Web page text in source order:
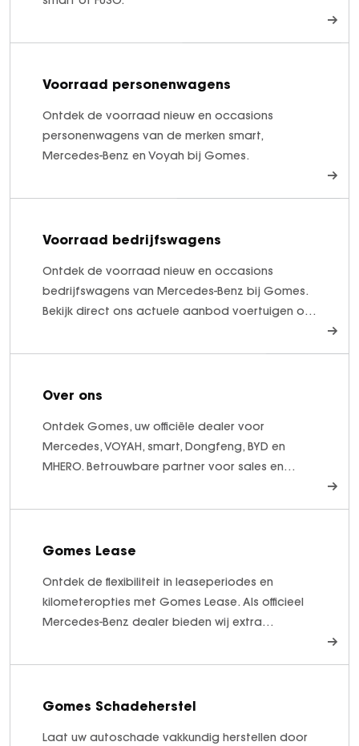
Voorraad personenwagens
Ontdek de voorraad nieuw en occasions
personenwagens van de merken smart,
Mercedes-Benz en Voyah bij Gomes.
Voorraad bedrijfswagens
Ontdek de voorraad nieuw en occasions
bedrijfswagens van Mercedes-Benz bij Gomes.
Bekijk direct ons actuele aanbod voertuigen op
Over ons
Ontdek Gomes, uw officiële dealer voor
Mercedes, VOYAH, smart, Dongfeng, BYD en
MHERO. Betrouwbare partner voor sales en
Gomes Lease
Ontdek de flexibiliteit in leaseperiodes en
kilometeropties met Gomes Lease. Als officieel
Mercedes-Benz dealer bieden wij extra
Gomes Schadeherstel
Laat uw autoschade vakkundig herstellen door